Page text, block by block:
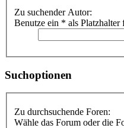
Zu suchender Autor:
Benutze ein * als
Suchoptionen
Zu durchsuchende Foren:
Wähle das Forum oder die